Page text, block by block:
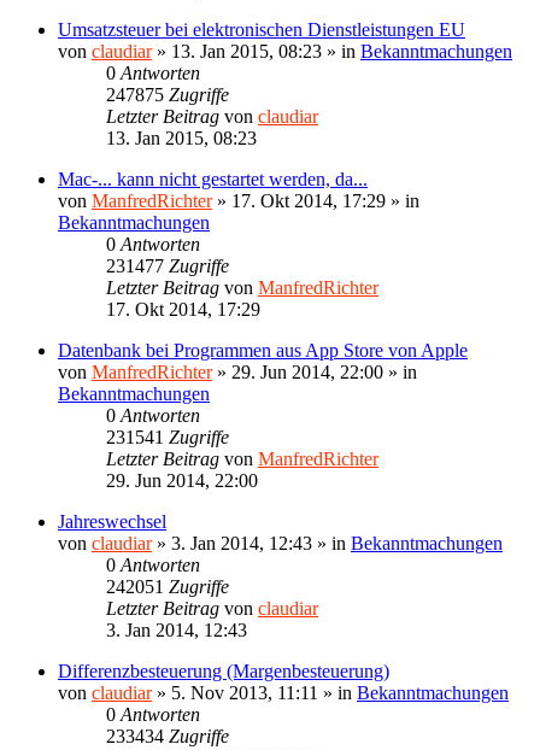
Umsatzsteuer bei elektronischen Dienstleistungen EU
von claudiar» 13. Jan 2015, 08:23 » in Bekanntmachungen
0 Antworten
247875 Zugriffe
Letzter Beitrag von claudiar
13. Jan 2015, 08:23
Mac-... kann nicht gestartet werden, da...
von ManfredRichter» 17. Okt 2014, 17:29 » in
Bekanntmachungen
0 Antworten
231477 Zugriffe
Letzter Beitrag von ManfredRichter
17. Okt 2014, 17:29
Datenbank bei Programmen aus App Store von Apple
von ManfredRichter» 29. Jun 2014, 22:00 » in
Bekanntmachungen
0 Antworten
231541 Zugriffe
Letzter Beitrag von ManfredRichter
29. Jun 2014, 22:00
Jahreswechsel
von claudiar» 3. Jan 2014, 12:43 » in Bekanntmachungen
0 Antworten
242051 Zugriffe
Letzter Beitrag von claudiar
3. Jan 2014, 12:43
Differenzbesteuerung (Margenbesteuerung)
von claudiar» 5. Nov 2013, 11:11 » in Bekanntmachungen
0 Antworten
233434 Zugriffe